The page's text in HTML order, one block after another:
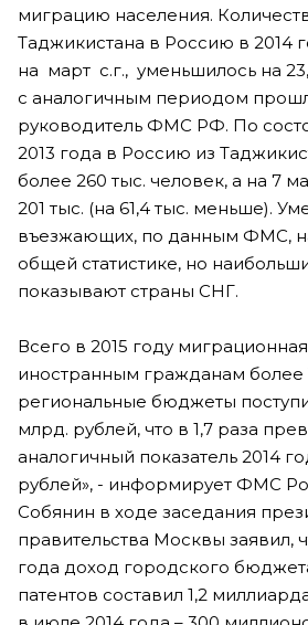
миграцию населения.
Таджикистана в Россию в 2014
на март с.г., уменьшилось на
с аналогичным периодом
руководитель ФМС РФ. По
2013 года в Россию из
более 260 тыс. человек, а на 7
201 тыс. (на 61,4 тыс. меньше).
въезжающих, по данным ФМС,
общей статистике, но
показывают страны СНГ.
Всего в 2015 году
иностранным гражданам более
региональные бюджеты
млрд. рублей, что в 1,7 раза
аналогичный показатель 2014
рублей», - информирует ФМС
Собянин в ходе заседания
правительства Москвы заявил,
года доход городского
патентов составил 1,2